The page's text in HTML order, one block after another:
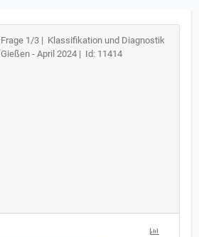
Frage 1/3 | Klassifikation und Diagnostik
Gießen - April 2024 | Id: 11414